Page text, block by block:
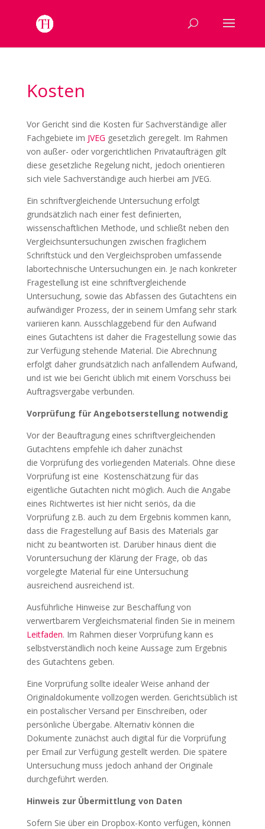
Kosten
Vor Gericht sind die Kosten für Sachverständige aller
Fachgebiete im JVEG gesetzlich geregelt. Im Rahmen
von außer- oder vorgerichtlichen Privataufträgen gilt
diese gesetzliche Regelung nicht, jedoch orientieren
sich viele Sachverständige auch hierbei am JVEG.
Ein schriftvergleichende Untersuchung erfolgt
grundsätzlich nach einer fest definierten,
wissenschaftlichen Methode, und schließt neben den
Vergleichsuntersuchungen zwischen fraglichem
Schriftstück und den Vergleichsproben umfassende
labortechnische Untersuchungen ein. Je nach konkreter
Fragestellung ist eine schriftvergleichende
Untersuchung, sowie das Abfassen des Gutachtens ein
aufwändiger Prozess, der in seinem Umfang sehr stark
variieren kann. Ausschlaggebend für den Aufwand
eines Gutachtens ist daher die Fragestellung sowie das
zur Verfügung stehende Material. Die Abrechnung
erfolgt daher grundsätzlich nach anfallendem Aufwand,
und ist wie bei Gericht üblich mit einem Vorschuss bei
Auftragsvergabe verbunden.
Vorprüfung für Angebotserstellung notwendig
Vor der Beauftragung eines schriftvergleichenden
Gutachtens empfehle ich daher zunächst
die Vorprüfung des vorliegenden Materials. Ohne diese
Vorprüfung ist eine Kostenschätzung für das
eigentliche Gutachten nicht möglich. Auch die Angabe
eines Richtwertes ist hier nicht seriös, da die
Vorprüfung z.B. auch zu dem Ergebnis kommen kann,
dass die Fragestellung auf Basis des Materials gar
nicht zu beantworten ist. Darüber hinaus dient die
Voruntersuchung der Klärung der Frage, ob das
vorgelegte Material für eine Untersuchung
ausreichend ausreichend ist.
Ausführliche Hinweise zur Beschaffung von
verwertbarem Vergleichsmaterial finden Sie in meinem
Leitfaden. Im Rahmen dieser Vorprüfung kann es
selbstverständlich noch keine Aussage zum Ergebnis
des Gutachtens geben.
Eine Vorprüfung sollte idealer Weise anhand der
Originaldokumente vollzogen werden. Gerichtsüblich ist
ein postalischer Versand per Einschreiben, oder
persönliche Übergabe. Alternativ können die
Dokumente zunächst auch digital für die Vorprüfung
per Email zur Verfügung gestellt werden. Die spätere
Untersuchung muss jedoch anhand der Originale
durchgeführt werden.
Hinweis zur Übermittlung von Daten
Sofern Sie über ein Dropbox-Konto verfügen, können